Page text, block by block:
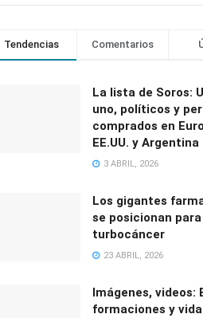
Tendencias Comentarios
La lista de Soros:
uno, políticos y
comprados en
EE.UU. y Argentina
3 ABRIL, 2026
Los gigantes
se posicionan
turbocáncer
23 ABRIL, 2026
Imágenes, videos:
formaciones y